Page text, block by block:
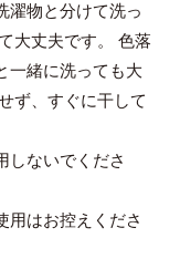
濯物と分けて洗っ
大丈夫です。 色落
一緒に洗っても大
ず、すぐに干して
しないでくださ
用はお控えくださ